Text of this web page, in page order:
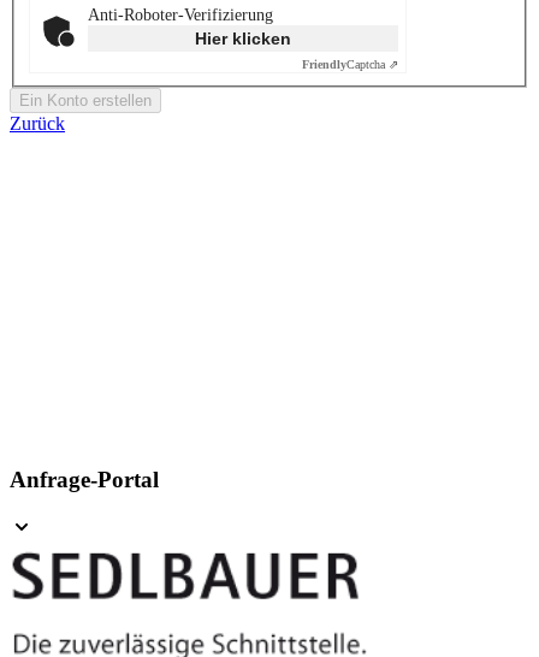
Anti-Roboter-Verifizierung
Hier klicken
FriendlyCaptcha ⇗
Ein Konto erstellen
Zurück
Anfrage-Portal